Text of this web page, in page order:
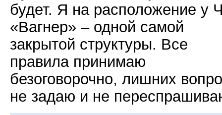
будет. Я на расположение у
«Вагнер» – одной самой
закрытой структуры. Все
правила принимаю
безоговорочно, лишних
не задаю и не